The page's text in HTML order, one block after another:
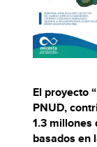
El proyecto
PNUD,
1.3 millones
basados en